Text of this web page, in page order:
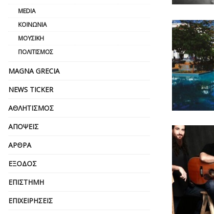
MEDIA
ΚΟΙΝΩΝΊΑ
ΜΟΥΣΙΚΉ
ΠΟΛΙΤΙΣΜΌΣ
MAGNA GRECIA
NEWS TICKER
ΑΘΛΗΤΙΣΜΌΣ
ΑΠΌΨΕΙΣ
ΆΡΘΡΑ
ΈΞΟΔΟΣ
ΕΠΙΣΤΉΜΗ
ΕΠΙΧΕΙΡΗΣΕΙΣ